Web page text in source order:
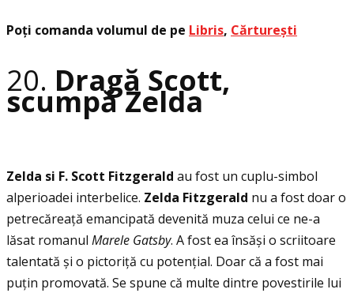
Poţi comanda volumul de pe Libris, Cărturești
20. Dragă Scott,
scumpă Zelda
Zelda si F. Scott Fitzgerald au fost un cuplu-simbol
alperioadei interbelice. Zelda Fitzgerald nu a fost doar o
petrecăreaţă emancipată devenită muza celui ce ne-a
lăsat romanul Marele Gatsby. A fost ea însăși o scriitoare
talentată și o pictoriţă cu potenţial. Doar că a fost mai
puţin promovată. Se spune că multe dintre povestirile lui